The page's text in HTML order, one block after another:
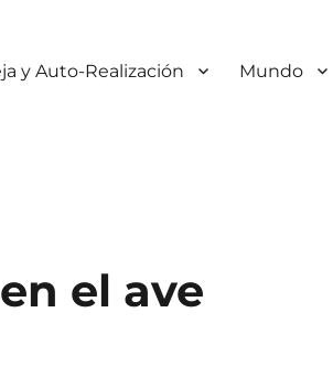
y Auto-Realización Mundo
el ave